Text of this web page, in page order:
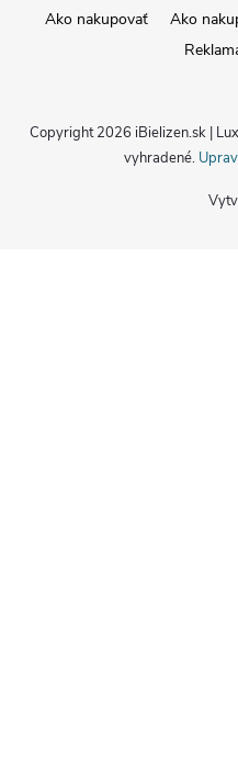
Ako nakupovať
Ako
Copyright 2026 iBielizen.sk |
vyhradené.